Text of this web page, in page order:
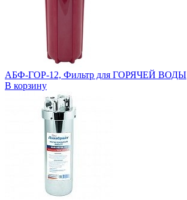
АБФ-ГОР-12, Фильтр для ГОРЯЧЕЙ ВОДЫ
В корзину